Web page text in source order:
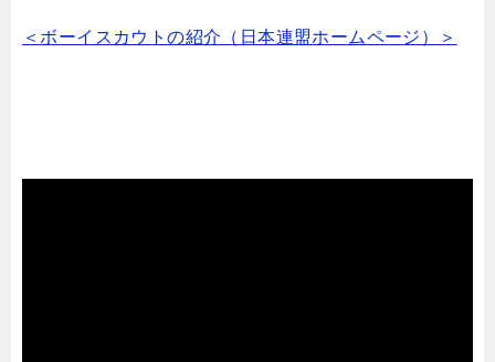
＜ボーイスカウトの紹介（日本連盟ホームページ）＞